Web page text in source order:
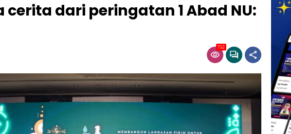
cerita dari peringatan 1 Abad NU:
752